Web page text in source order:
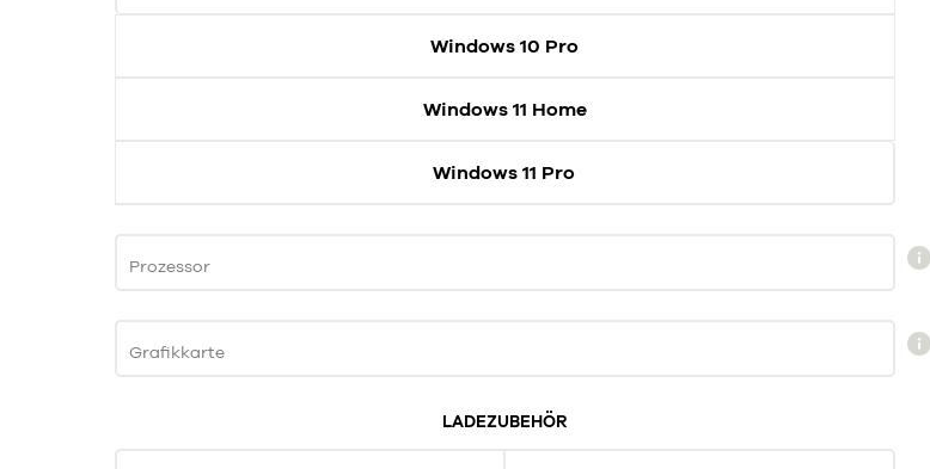
Windows 10 Pro
Windows 11 Home
Windows 11 Pro
Prozessor
Grafikkarte
LADEZUBEHÖR